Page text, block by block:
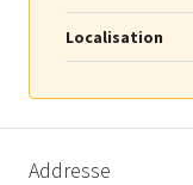
Localisation
Addresse